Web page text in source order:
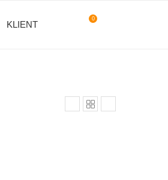
KLIENT
0